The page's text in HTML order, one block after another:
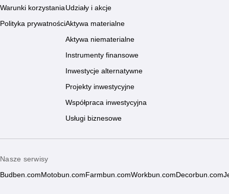
Warunki korzystania
Polityka prywatności
Udziały i akcje
Aktywa materialne
Aktywa niematerialne
Instrumenty finansowe
Inwestycje alternatywne
Projekty inwestycyjne
Współpraca inwestycyjna
Usługi biznesowe
Nasze serwisy
Budben.com Motobun.com Farmbun.comWorkbun.com Decorbun.com